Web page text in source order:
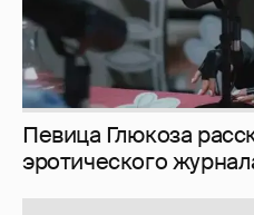
Певица Глюкоза
эротического